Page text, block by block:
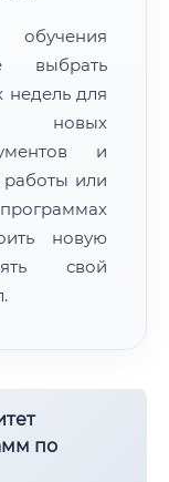
выбрать
недель для
новых
и
работы или
новую
свой
по